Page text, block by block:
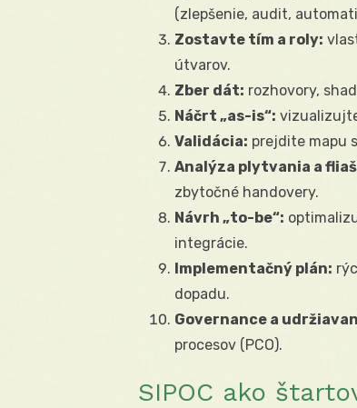
(zlepšenie, audit,
Zostavte tím a roly:
útvarov.
Zber dát: rozhovory,
Náčrt „as-is“:
Validácia: prejdite mapu
Analýza plytvania a
zbytočné handovery.
Návrh „to-be“:
integrácie.
Implementačný plán:
dopadu.
Governance a
procesov (PCO).
SIPOC ako